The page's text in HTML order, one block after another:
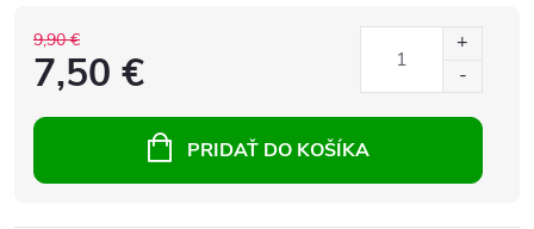
9,90 €
7,50 €
PRIDAŤ DO KOŠÍKA